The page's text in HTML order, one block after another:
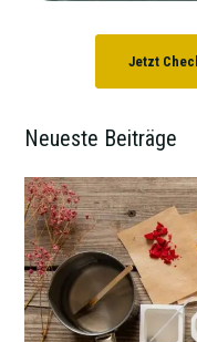
Jetzt
Neueste Beiträge